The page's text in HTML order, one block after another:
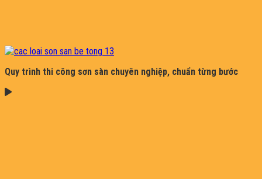
Quy trình thi công sơn sàn chuyên nghiệp, chuẩn từng bước